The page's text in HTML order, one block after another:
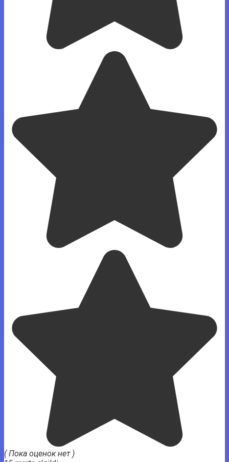
( Пока оценок нет )